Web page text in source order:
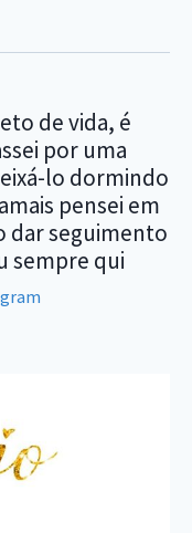
de vida, é
por uma
lo dormindo
pensei em
dar seguimento
sempre qui